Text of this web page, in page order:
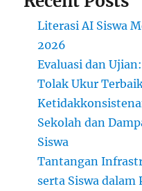
Literasi AI Siswa
2026
Evaluasi dan
Tolak Ukur
Sekolah dan
Siswa
Tantangan
serta Siswa dalam